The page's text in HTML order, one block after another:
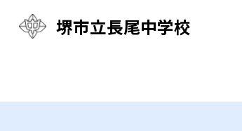
堺市立長尾中学校